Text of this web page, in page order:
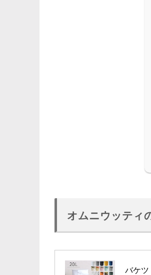
オムニウッティ
バケツ